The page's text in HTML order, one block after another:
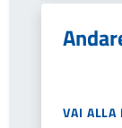
VAI ALLA